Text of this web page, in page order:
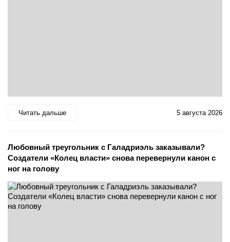
Читать дальше 5 августа 2026
Любовный треугольник с Галадриэль заказывали?
Создатели «Колец власти» снова перевернули канон с
ног на голову